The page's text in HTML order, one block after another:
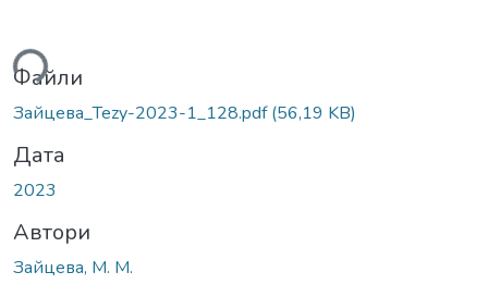
Файли
Зайцева_Tezy-2023-1_128.pdf(56,19 KB)
Дата
2023
Автори
Зайцева, М. М.